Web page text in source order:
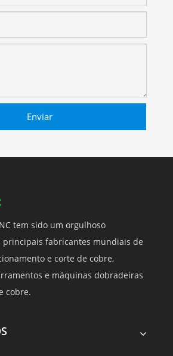
Enviar
tem sido um orgulhoso
principais fabricantes mundiais de
e corte de cobre,
e máquinas dobradeiras
cobre.